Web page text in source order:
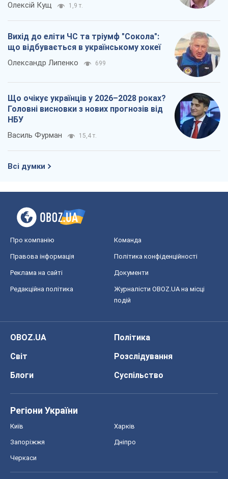
Олексій Кущ 1,9 т.
Вихід до еліти ЧС та тріумф "Сокола":
що відбувається в українському хокеї
Олександр Липенко 699
Що очікує українців у 2026–2028 роках?
Головні висновки з нових прогнозів від
НБУ
Василь Фурман 15,4 т.
Всі думки
Про компанію Команда
Правова інформація Політика конфіденційності
Реклама на сайті Документи
Редакційна політика
Журналісти OBOZ.UA на місці
подій
OBOZ.UA
Політика
Світ
Розслідування
Блоги
Суспільство
Регіони України
Київ Харків
Запоріжжя Дніпро
Черкаси